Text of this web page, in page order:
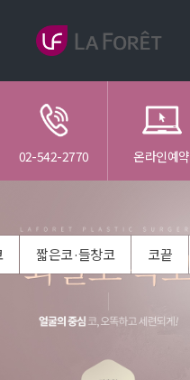
02-542-2770 온라인예약
짧은코·들창코 코끝